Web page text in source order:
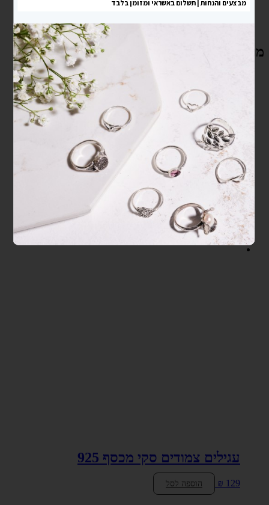
₪129
מוצרים קשורים
עגילים צמודים סקי מכסף 925
₪ 129 הוספה לסל